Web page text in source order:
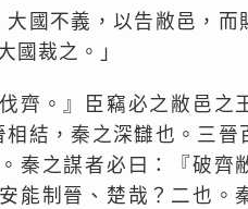
國不義，以告敝邑，而
國裁之。」
齊。』臣竊必之敝邑之
結，秦之深讎也。三晉
秦之謀者必曰：『破齊
能制晉、楚哉？二也。